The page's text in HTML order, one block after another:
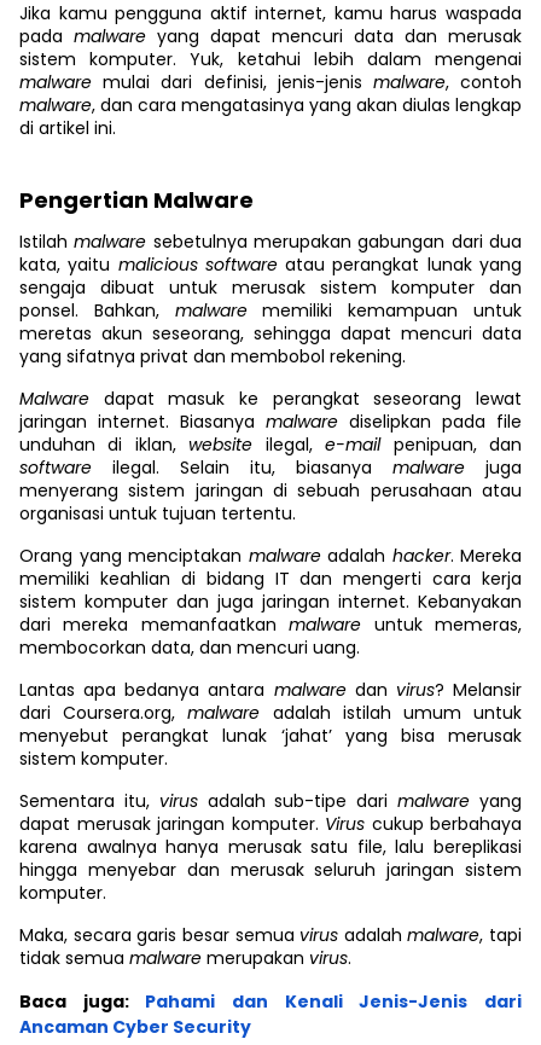
Jika kamu pengguna aktif internet, kamu harus waspada
pada malware yang dapat mencuri data dan merusak
sistem komputer. Yuk, ketahui lebih dalam mengenai
malware mulai dari definisi, jenis-jenis malware, contoh
malware, dan cara mengatasinya yang akan diulas lengkap
di artikel ini.
Pengertian Malware
Istilahmalware sebetulnya merupakan gabungan dari dua
kata, yaitu malicious softwareatau perangkat lunak yang
sengaja dibuat untuk merusak sistem komputer dan
ponsel. Bahkan, malwarememiliki kemampuan untuk
meretas akun seseorang, sehingga dapat mencuri data
yang sifatnya privat dan membobol rekening.
Malware dapat masuk ke perangkat seseorang lewat
jaringan internet. Biasanya malware diselipkan pada file
unduhan di iklan,website ilegal,e-mail penipuan, dan
software ilegal. Selain itu, biasanya malware juga
menyerang sistem jaringan di sebuah perusahaan atau
organisasi untuk tujuan tertentu.
Orang yang menciptakan malware adalah hacker. Mereka
memiliki keahlian di bidang IT dan mengerti cara kerja
sistem komputer dan juga jaringan internet. Kebanyakan
dari mereka memanfaatkanmalware untuk memeras,
membocorkan data, dan mencuri uang.
Lantas apa bedanya antara malware dan virus? Melansir
dari Coursera.org,malware adalah istilah umum untuk
menyebut perangkat lunak ‘jahat’ yang bisa merusak
sistem komputer.
Sementara itu, virus adalah sub-tipe darimalware yang
dapat merusak jaringan komputer. Virus cukup berbahaya
karena awalnya hanya merusak satu file, lalu bereplikasi
hingga menyebar dan merusak seluruh jaringan sistem
komputer.
Maka, secara garis besar semua virus adalahmalware, tapi
tidak semua malware merupakan virus.
Baca juga:Pahami dan Kenali Jenis-Jenis dari
Ancaman Cyber Security